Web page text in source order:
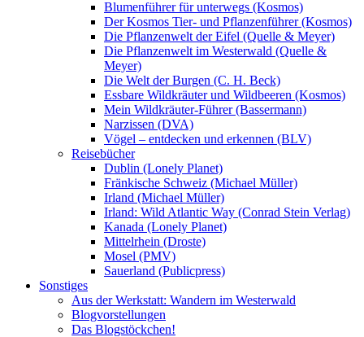
Blumenführer für unterwegs (Kosmos)
Der Kosmos Tier- und Pflanzenführer (Kosmos)
Die Pflanzenwelt der Eifel (Quelle & Meyer)
Die Pflanzenwelt im Westerwald (Quelle &
Meyer)
Die Welt der Burgen (C. H. Beck)
Essbare Wildkräuter und Wildbeeren (Kosmos)
Mein Wildkräuter-Führer (Bassermann)
Narzissen (DVA)
Vögel – entdecken und erkennen (BLV)
Reisebücher
Dublin (Lonely Planet)
Fränkische Schweiz (Michael Müller)
Irland (Michael Müller)
Irland: Wild Atlantic Way (Conrad Stein Verlag)
Kanada (Lonely Planet)
Mittelrhein (Droste)
Mosel (PMV)
Sauerland (Publicpress)
Sonstiges
Aus der Werkstatt: Wandern im Westerwald
Blogvorstellungen
Das Blogstöckchen!